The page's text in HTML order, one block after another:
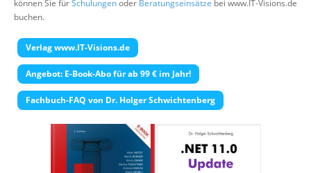
Über uns
können Sie fürSchulungenoder Beratungseinsätze bei www.IT-Visions.de
buchen.
Verlag www.IT-Visions.de
Angebot: E-Book-Abo für ab 99 € im Jahr!
Fachbuch-FAQ von Dr. Holger Schwichtenberg